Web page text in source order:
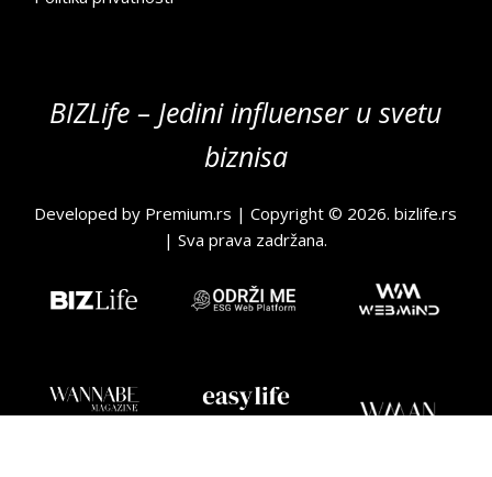
BIZLife – Jedini influenser u svetu
biznisa
Developed by Premium.rs | Copyright © 2026.bizlife.rs
| Sva prava zadržana.